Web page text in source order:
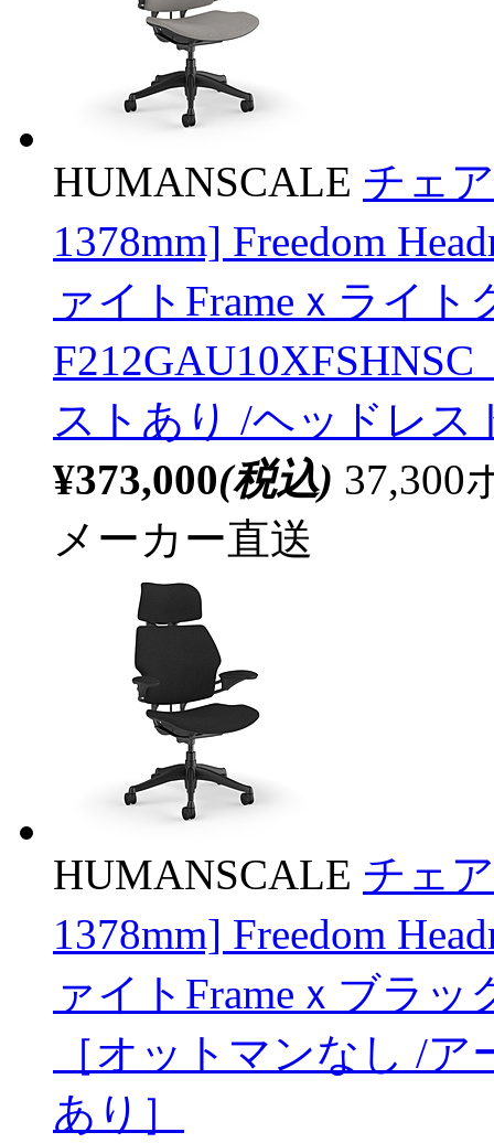
HUMANSCALE チェ
1378mm] Freedom
ァイトFrameｘライト
ストあり /ヘッドレス
¥373,000(税込) 37,300
メーカー直送
HUMANSCALE チェ
1378mm] Freedom
ァイトFrameｘブラッ
［オットマンなし /
あり］